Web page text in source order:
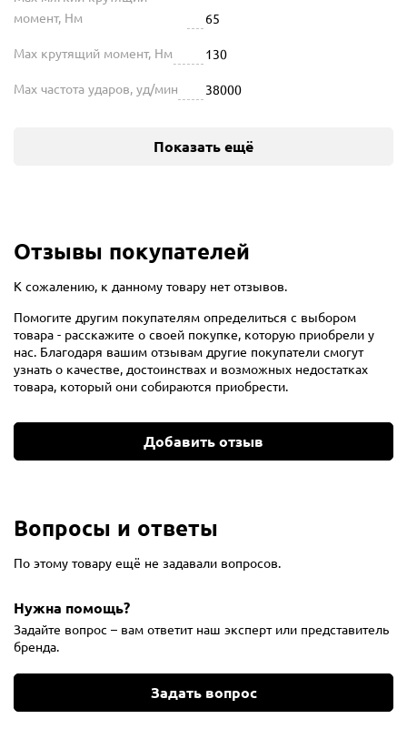
момент, Нм
65
Max крутящий момент, Нм 130
Max частота ударов, уд/мин 38000
Показать ещё
Отзывы покупателей
К сожалению, к данному товару нет отзывов.
Помогите другим покупателям определиться с выбором
товара - расскажите о своей покупке, которую приобрели у
нас. Благодаря вашим отзывам другие покупатели смогут
узнать о качестве, достоинствах и возможных недостатках
товара, который они собираются приобрести.
Добавить отзыв
Вопросы и ответы
По этому товару ещё не задавали вопросов.
Нужна помощь?
Задайте вопрос – вам ответит наш эксперт или представитель
бренда.
Задать вопрос